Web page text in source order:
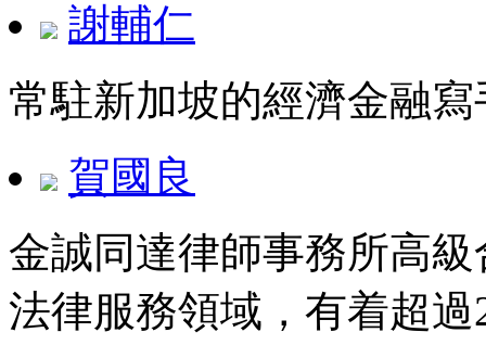
謝輔仁
常駐新加坡的經濟金融寫
賀國良
金誠同達律師事務所高
法律服務領域，有着超